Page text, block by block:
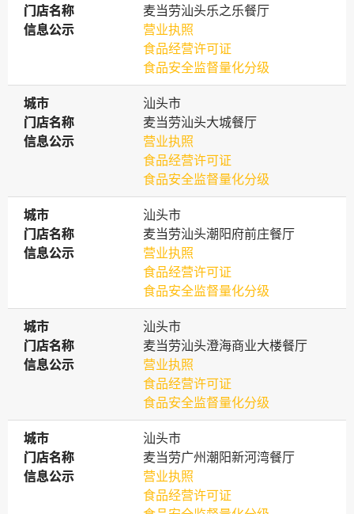
门店名称
门店名称
麦当劳汕头乐之乐餐厅
信息公示
信息公示
营业执照
食品经营许可证
食品安全监督量化分级
城市
城市
汕头市
门店名称
门店名称
麦当劳汕头大城餐厅
信息公示
信息公示
营业执照
食品经营许可证
食品安全监督量化分级
城市
城市
汕头市
门店名称
门店名称
麦当劳汕头潮阳府前庄餐厅
信息公示
信息公示
营业执照
食品经营许可证
食品安全监督量化分级
城市
城市
汕头市
门店名称
门店名称
麦当劳汕头澄海商业大楼餐厅
信息公示
信息公示
营业执照
食品经营许可证
食品安全监督量化分级
城市
城市
汕头市
门店名称
门店名称
麦当劳广州潮阳新河湾餐厅
信息公示
信息公示
营业执照
食品经营许可证